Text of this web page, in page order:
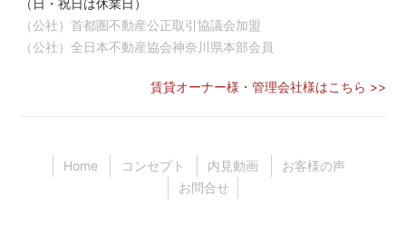
（日・祝日は休業日）
（公社）首都圏不動産公正取引協議会加盟
（公社）全日本不動産協会神奈川県本部会員
賃貸オーナー様・管理会社様はこちら >>
Home コンセプト 内見動画
お客様の声
お問合せ